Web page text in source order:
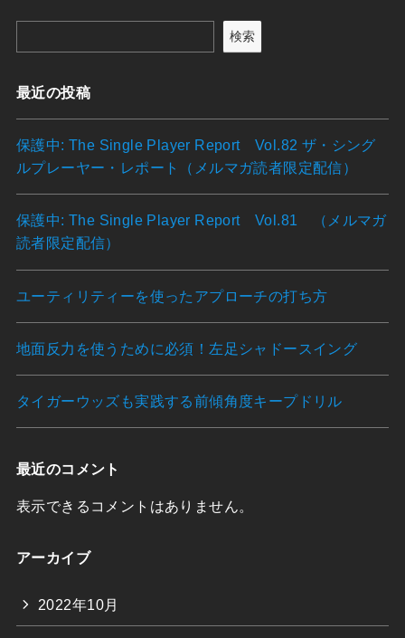
検索
最近の投稿
保護中: The Single Player Report Vol.82 ザ・シング
ルプレーヤー・レポート（メルマガ読者限定配信）
保護中: The Single Player Report Vol.81 （メルマガ
読者限定配信）
ユーティリティーを使ったアプローチの打ち方
地面反力を使うために必須！左足シャドースイング
タイガーウッズも実践する前傾角度キープドリル
最近のコメント
表示できるコメントはありません。
アーカイブ
2022年10月